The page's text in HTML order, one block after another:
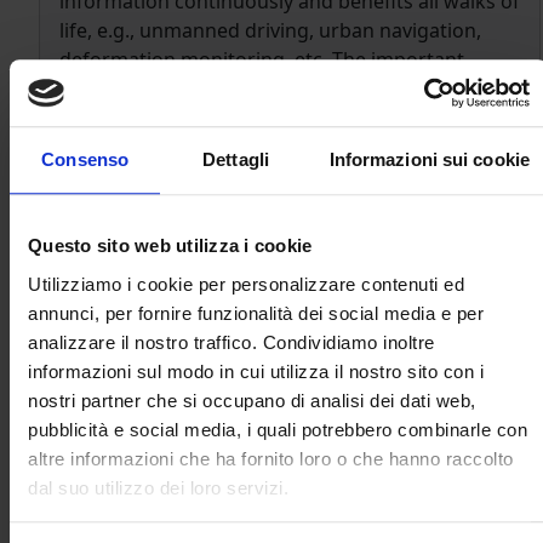
Consenso Dettagli Informazioni sui cookie
Questo sito web utilizza i cookie
Utilizziamo i cookie per personalizzare contenuti ed
annunci, per fornire funzionalità dei social media e per
analizzare il nostro traffico. Condividiamo inoltre
informazioni sul modo in cui utilizza il nostro sito con i
nostri partner che si occupano di analisi dei dati web,
pubblicità e social media, i quali potrebbero combinarle con
altre informazioni che ha fornito loro o che hanno raccolto
dal suo utilizzo dei loro servizi.
life, e.g., unmanned driving, urban navigation,
deformation monitoring, etc. The important
scientific research and application value of GNSSs
develop GNSS technologies. GNSS core
positioning technologies, such as Precise Point
positioning (RTK), can provide decimeter-level or
open environments. However, active GNSS
positioning technologies are susceptible to
complex conditions, including canyon
environments, low- cost receivers, and multi-
GNSS situations, and, on occasion, cannot provide
accurate, continuous, and reliable positioning
information. The diversification of GNSS systems
and constellations, receiver types, and
Casula
Articolo PDF
DOI
25/11/2024